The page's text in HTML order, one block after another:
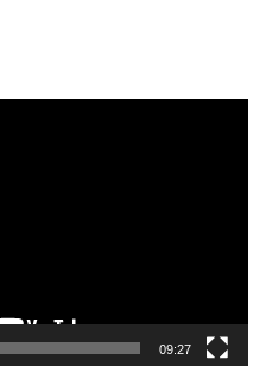
09:27